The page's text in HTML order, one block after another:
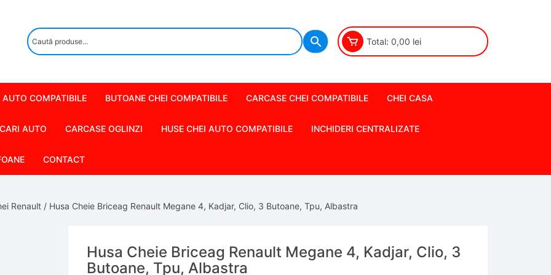
Total: 0,00 lei
AUTO COMPATIBILE BUTOANE CHEI COMPATIBILE CARCASE CHEI COMPATIBILE CHEI CASA
AUTO CARCASE OGLINZI HUSE CHEI AUTO COMPATIBILE INCHIDERI CENTRALIZATE
CONTACT
Renault / Husa Cheie Briceag Renault Megane 4, Kadjar, Clio, 3 Butoane, Tpu, Albastra
Husa Cheie Briceag Renault Megane 4, Kadjar, Clio, 3
Butoane, Tpu, Albastra